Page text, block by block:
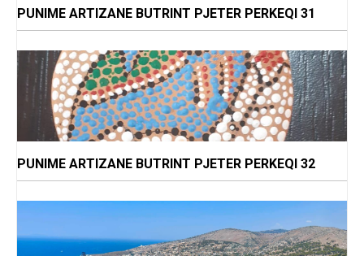
PUNIME ARTIZANE BUTRINT PJETER PERKEQI 31
PUNIME ARTIZANE BUTRINT PJETER PERKEQI 32